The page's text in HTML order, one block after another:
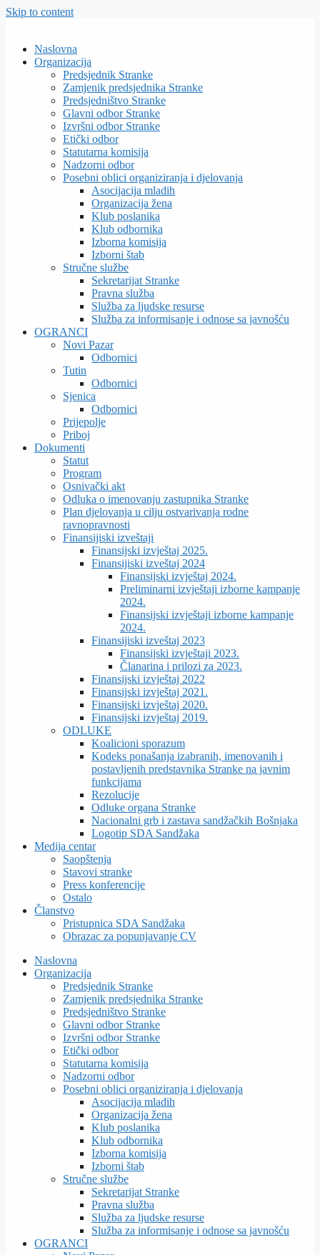
Skip to content
Naslovna
Organizacija
Predsjednik Stranke
Zamjenik predsjednika Stranke
Predsjedništvo Stranke
Glavni odbor Stranke
Izvršni odbor Stranke
Etički odbor
Statutarna komisija
Nadzorni odbor
Posebni oblici organiziranja i djelovanja
Asocijacija mladih
Organizacija žena
Klub poslanika
Klub odbornika
Izborna komisija
Izborni štab
Stručne službe
Sekretarijat Stranke
Pravna služba
Služba za ljudske resurse
Služba za informisanje i odnose sa javnošću
OGRANCI
Novi Pazar
Odbornici
Tutin
Odbornici
Sjenica
Odbornici
Prijepolje
Priboj
Dokumenti
Statut
Program
Osnivački akt
Odluka o imenovanju zastupnika Stranke
Plan djelovanja u cilju ostvarivanja rodne
ravnopravnosti
Finansijiski izveštaji
Finansijski izvještaj 2025.
Finansijiski izveštaj 2024
Finansijski izvještaj 2024.
Preliminarni izvještaji izborne kampanje
2024.
Finansijski izvještaji izborne kampanje
2024.
Finansijiski izveštaj 2023
Finansijski izvještaji 2023.
Članarina i prilozi za 2023.
Finansijski izvještaj 2022
Finansijski izvještaj 2021.
Finansijski izvještaj 2020.
Finansijski izvještaj 2019.
ODLUKE
Koalicioni sporazum
Kodeks ponašanja izabranih, imenovanih i
postavljenih predstavnika Stranke na javnim
funkcijama
Rezolucije
Odluke organa Stranke
Nacionalni grb i zastava sandžačkih Bošnjaka
Logotip SDA Sandžaka
Medija centar
Saopštenja
Stavovi stranke
Press konferencije
Ostalo
Članstvo
Pristupnica SDA Sandžaka
Obrazac za popunjavanje CV
Naslovna
Organizacija
Predsjednik Stranke
Zamjenik predsjednika Stranke
Predsjedništvo Stranke
Glavni odbor Stranke
Izvršni odbor Stranke
Etički odbor
Statutarna komisija
Nadzorni odbor
Posebni oblici organiziranja i djelovanja
Asocijacija mladih
Organizacija žena
Klub poslanika
Klub odbornika
Izborna komisija
Izborni štab
Stručne službe
Sekretarijat Stranke
Pravna služba
Služba za ljudske resurse
Služba za informisanje i odnose sa javnošću
OGRANCI